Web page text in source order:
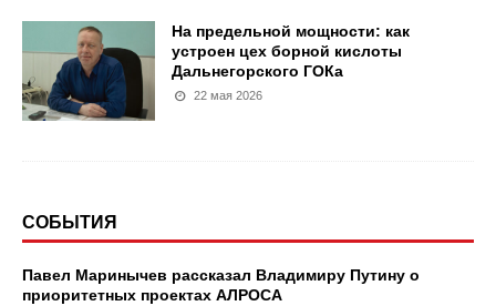
На предельной мощности: как
устроен цех борной кислоты
Дальнегорского ГОКа
22 мая 2026
СОБЫТИЯ
Павел Маринычев рассказал Владимиру Путину о
приоритетных проектах АЛРОСА